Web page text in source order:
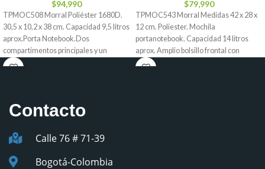
$94,990
TPMOC508 Morral Poliéster 1680D.
30,5 x 10,2 x 38 cm. Capacidad 9,5 litros
aprox.Porta Notebook.Dos
compartimentos principales y un
compartimento
$79,990
TPMOC543 Morral Medidas 42 x 28 x
12 cm. Poliester. Mochila
portanotebook. Capacidad 14 litros
aprox. Amplio bolsillo frontal con
Contacto
Calle 76 # 71-39
Bogotá-Colombia